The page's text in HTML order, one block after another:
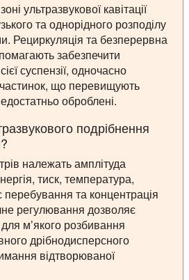
ультразвукової кавітації
та однорідного розподілу
Рециркуляція та безперервна
забезпечити
суспензії, одночасно
що перевищують
оброблені.
подрібнення
належать амплітуда
тиск, температура,
перебування та концентрація
регулювання дозволяє
м’якого розбивання
дрібнодисперсного
відтворюваної